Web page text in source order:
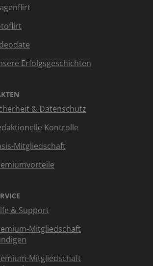
Erfolgsgeschichten
& Datenschutz
Kontrolle
Mitgliedschaft
& Support
Mitgliedschaft
Mitgliedschaft